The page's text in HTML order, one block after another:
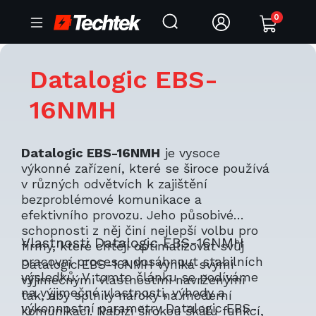
0
Datalogic EBS-
16NMH
Datalogic EBS-16NMH je vysoce
výkonné zařízení, které se široce používá
v různých odvětvích k zajištění
bezproblémové komunikace a
efektivního provozu. Jeho působivé
schopnosti z něj činí nejlepší volbu pro
firmy, které chtějí optimalizovat svůj
pracovní proces a dosáhnout stabilních
výsledků. V tomto článku se podíváme
na výjimečné vlastnosti, výhody a
výkonnostní parametry Datalogic EBS-
Vlastnosti Datalogic EBS-16NMH
Datalogic EBS-16NMH vyniká svými
výjimečnými vlastnostmi navrženými
tak, aby splnily nároky na moderní
komunikaci. Nabízí širokou škálu funkcí,